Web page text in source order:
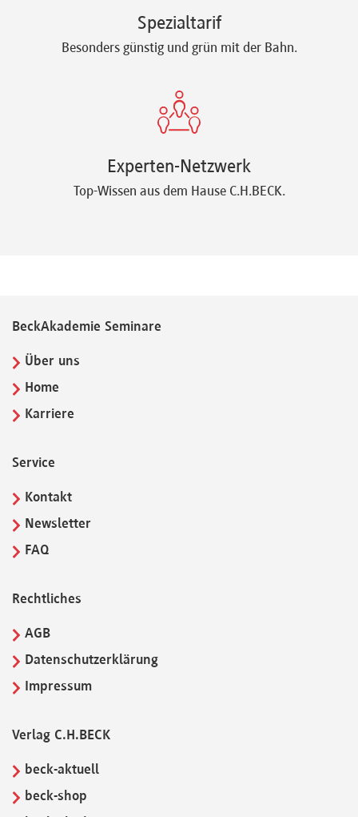
Spezialtarif
Besonders günstig und grün mit der Bahn.
Experten-Netzwerk
Top-Wissen aus dem Hause C.H.BECK.
BeckAkademie Seminare
Über uns
Home
Karriere
Service
Kontakt
Newsletter
FAQ
Rechtliches
AGB
Datenschutzerklärung
Impressum
Verlag C.H.BECK
beck-aktuell
beck-shop